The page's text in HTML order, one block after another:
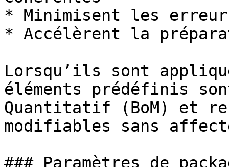
* Minimisent les
* Accélèrent la
Lorsqu’ils sont
éléments prédéfinis
Quantitatif (BoM) et
modifiables sans
### Paramètres de